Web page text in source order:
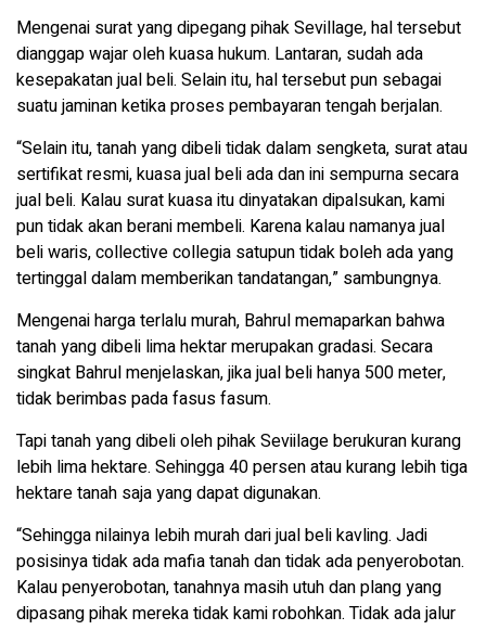
Mengenai surat yang dipegang pihak Sevillage, hal tersebut
dianggap wajar oleh kuasa hukum. Lantaran, sudah ada
kesepakatan jual beli. Selain itu, hal tersebut pun sebagai
suatu jaminan ketika proses pembayaran tengah berjalan.
“Selain itu, tanah yang dibeli tidak dalam sengketa, surat atau
sertifikat resmi, kuasa jual beli ada dan ini sempurna secara
jual beli. Kalau surat kuasa itu dinyatakan dipalsukan, kami
pun tidak akan berani membeli. Karena kalau namanya jual
beli waris, collective collegia satupun tidak boleh ada yang
tertinggal dalam memberikan tandatangan,” sambungnya.
Mengenai harga terlalu murah, Bahrul memaparkan bahwa
tanah yang dibeli lima hektar merupakan gradasi. Secara
singkat Bahrul menjelaskan, jika jual beli hanya 500 meter,
tidak berimbas pada fasus fasum.
Tapi tanah yang dibeli oleh pihak Seviilage berukuran kurang
lebih lima hektare. Sehingga 40 persen atau kurang lebih tiga
hektare tanah saja yang dapat digunakan.
“Sehingga nilainya lebih murah dari jual beli kavling. Jadi
posisinya tidak ada mafia tanah dan tidak ada penyerobotan.
Kalau penyerobotan, tanahnya masih utuh dan plang yang
dipasang pihak mereka tidak kami robohkan. Tidak ada jalur